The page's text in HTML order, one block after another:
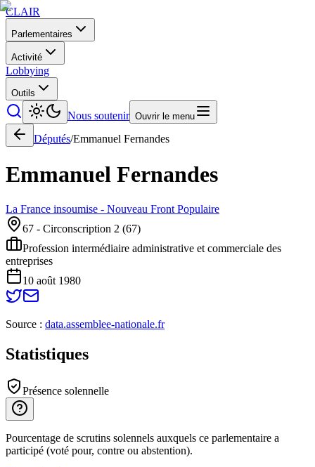
CLAIR
Parlementaires
Activité
Lobbying
Outils
Nous soutenir Ouvrir le menu
Députés/Emmanuel Fernandes
Emmanuel Fernandes
La France insoumise - Nouveau Front Populaire
67 - Circonscription 2 (67)
Profession intermédiaire administrative et commerciale des
entreprises
10 août 1980
Source : data.assemblee-nationale.fr
Statistiques
Présence solennelle
Pourcentage de scrutins solennels auxquels ce parlementaire a
participé (voté pour, contre ou abstention).